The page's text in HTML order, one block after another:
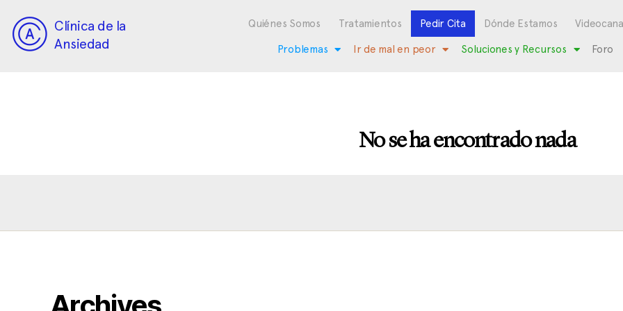
Clínica de la
Ansiedad
Quiénes Somos Tratamientos Pedir Cita Dónde Estamos
Problemas Ir de mal en peor Soluciones y Recursos Foro
No se ha encontrado nada